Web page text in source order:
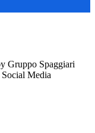
Gruppo Spaggiari
Media